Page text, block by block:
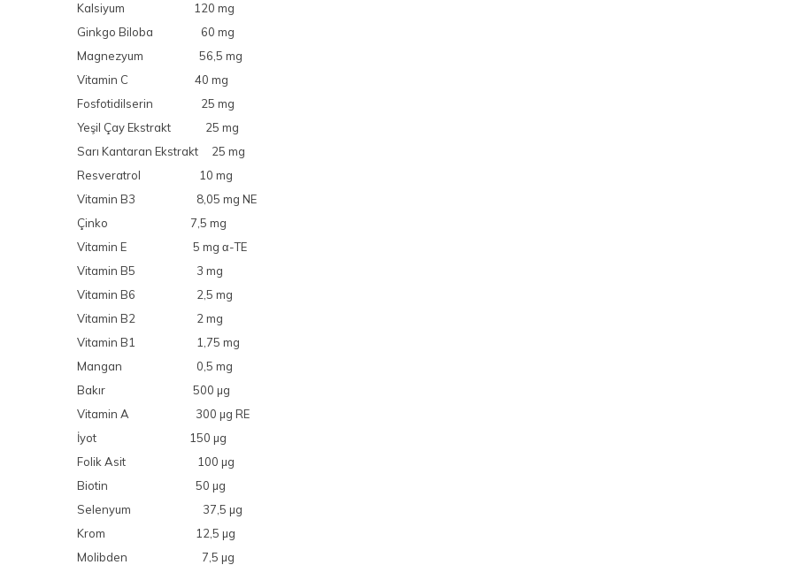
Kalsiyum 120 mg
Ginkgo Biloba 60 mg
Magnezyum 56,5 mg
Vitamin C 40 mg
Fosfotidilserin 25 mg
Yeşil Çay Ekstrakt 25 mg
Sarı Kantaran Ekstrakt 25 mg
Resveratrol 10 mg
Vitamin B3 8,05 mg NE
Çinko 7,5 mg
Vitamin E 5 mg α-TE
Vitamin B5 3 mg
Vitamin B6 2,5 mg
Vitamin B2 2 mg
Vitamin B1 1,75 mg
Mangan 0,5 mg
Bakır 500 µg
Vitamin A 300 µg RE
İyot 150 µg
Folik Asit 100 µg
Biotin 50 µg
Selenyum 37,5 µg
Krom 12,5 µg
Molibden 7,5 µg